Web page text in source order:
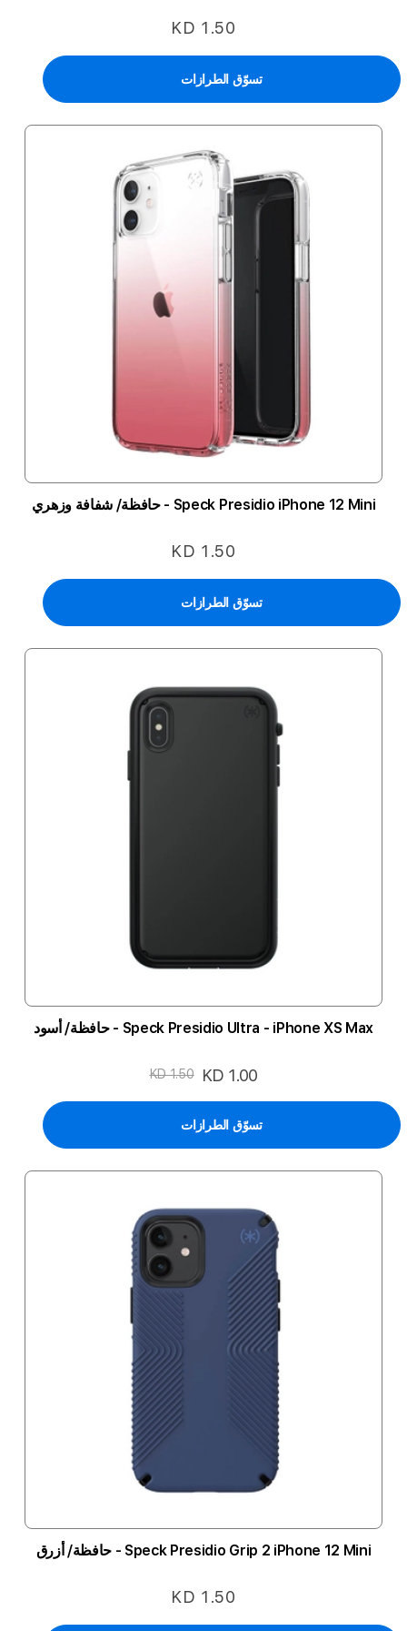
KD 1.50
تسوّق الطرازات
Speck Presidio iPhone 12 Mini - حافظة/ شفافة وزهري
KD 1.50
تسوّق الطرازات
Speck Presidio Ultra - iPhone XS Max - حافظة/ أسود
السعر
KD 1.00
KD 1.50
تسوّق الطرازات
Speck Presidio Grip 2 iPhone 12 Mini - حافظة/ أزرق
KD 1.50